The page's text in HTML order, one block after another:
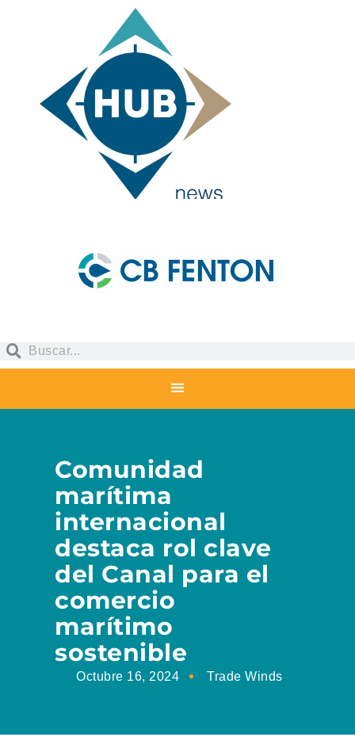
Comunidad
marítima
internacional
destaca rol clave
del Canal para el
comercio
marítimo
sostenible
Octubre 16, 2024 Trade Winds